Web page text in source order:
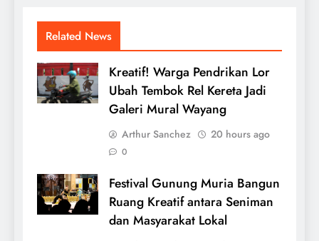
Related News
Kreatif! Warga Pendrikan Lor
Ubah Tembok Rel Kereta Jadi
Galeri Mural Wayang
Arthur Sanchez 20 hours ago
0
Festival Gunung Muria Bangun
Ruang Kreatif antara Seniman
dan Masyarakat Lokal